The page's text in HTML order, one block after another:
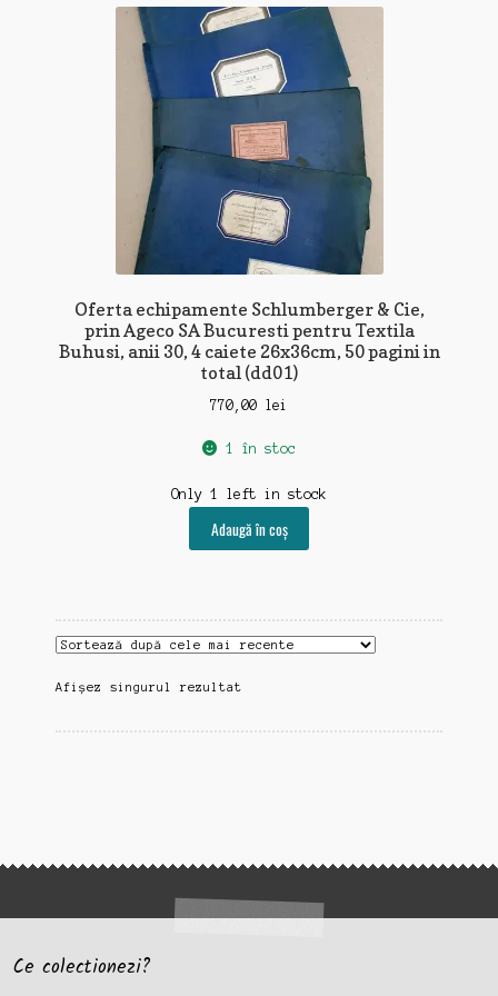
Oferta echipamente Schlumberger & Cie,
prin Ageco SA Bucuresti pentru Textila
Buhusi, anii 30, 4 caiete 26x36cm, 50 pagini in
total (dd01)
770,00 lei
1 în stoc
Only 1 left in stock
Adaugă în coș
Afișez singurul rezultat
Ce colectionezi?